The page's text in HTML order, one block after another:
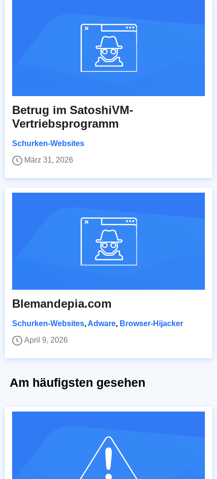
Betrug im SatoshiVM-
Vertriebsprogramm
Schurken-Websites
März 31, 2026
Blemandepia.com
Schurken-Websites, Adware, Browser-Hijacker
April 9, 2026
Am häufigsten gesehen